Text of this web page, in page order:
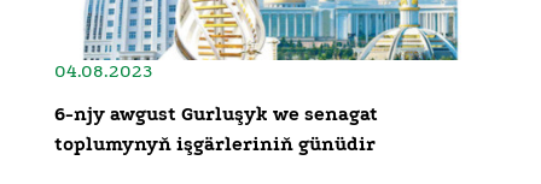
04.08.2023
6-njy awgust Gurluşyk we senagat
toplumynyň işgärleriniň günüdir